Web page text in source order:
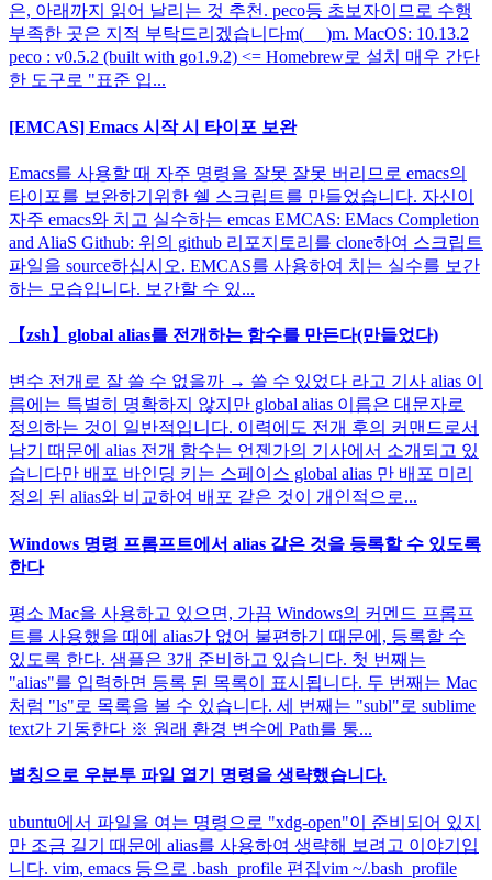
은, 아래까지 읽어 날리는 것 추천. peco등 초보자이므로 수행
부족한 곳은 지적 부탁드리겠습니다m(_ _)m. MacOS: 10.13.2
peco : v0.5.2 (built with go1.9.2) <= Homebrew로 설치 매우 간단
한 도구로 "표준 입...
[EMCAS] Emacs 시작 시 타이포 보완
Emacs를 사용할 때 자주 명령을 잘못 잘못 버리므로 emacs의
타이포를 보완하기위한 쉘 스크립트를 만들었습니다. 자신이
자주 emacs와 치고 실수하는 emcas EMCAS: EMacs Completion
and AliaS Github: 위의 github 리포지토리를 clone하여 스크립트
파일을 source하십시오. EMCAS를 사용하여 치는 실수를 보간
하는 모습입니다. 보간할 수 있...
【zsh】global alias를 전개하는 함수를 만든다(만들었다)
변수 전개로 잘 쓸 수 없을까 → 쓸 수 있었다 라고 기사 alias 이
름에는 특별히 명확하지 않지만 global alias 이름은 대문자로
정의하는 것이 일반적입니다. 이력에도 전개 후의 커맨드로서
남기 때문에 alias 전개 함수는 언젠가의 기사에서 소개되고 있
습니다만 배포 바인딩 키는 스페이스 global alias 만 배포 미리
정의 된 alias와 비교하여 배포 같은 것이 개인적으로...
Windows 명령 프롬프트에서 alias 같은 것을 등록할 수 있도록
한다
평소 Mac을 사용하고 있으면, 가끔 Windows의 커멘드 프롬프
트를 사용했을 때에 alias가 없어 불편하기 때문에, 등록할 수
있도록 한다. 샘플은 3개 준비하고 있습니다. 첫 번째는
"alias"를 입력하면 등록 된 목록이 표시됩니다. 두 번째는 Mac
처럼 "ls"로 목록을 볼 수 있습니다. 세 번째는 "subl"로 sublime
text가 기동한다 ※ 원래 환경 변수에 Path를 통...
별칭으로 우분투 파일 열기 명령을 생략했습니다.
ubuntu에서 파일을 여는 명령으로 "xdg-open"이 준비되어 있지
만 조금 길기 때문에 alias를 사용하여 생략해 보려고 이야기입
니다. vim, emacs 등으로 .bash_profile 편집vim ~/.bash_profile